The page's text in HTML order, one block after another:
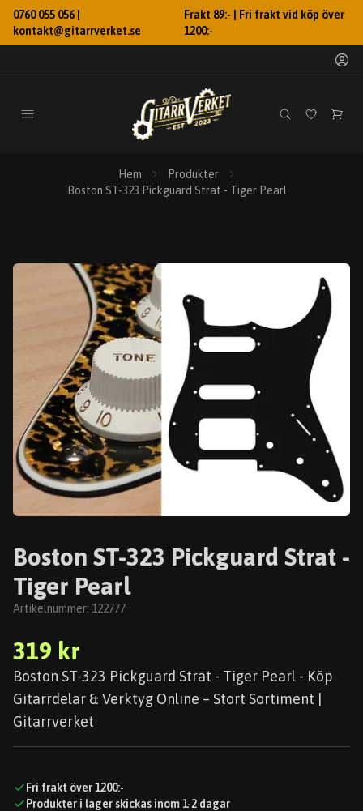
0760 055 056 |
kontakt@gitarrverket.se
Frakt 89:- | Fri frakt vid köp över
1200:-
Hem
Produkter
Boston ST-323 Pickguard Strat - Tiger Pearl
Boston ST-323 Pickguard Strat -
Tiger Pearl
Artikelnummer: 122777
319 kr
Boston ST-323 Pickguard Strat - Tiger Pearl - Köp
Gitarrdelar & Verktyg Online – Stort Sortiment |
Gitarrverket
Fri frakt över 1200:-
Produkter i lager skickas inom 1-2 dagar